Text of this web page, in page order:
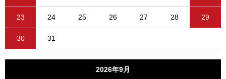
23 24 25 26 27 28 29
30 31
2026年9月